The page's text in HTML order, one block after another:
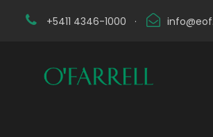
+5411 4346-1000 ·